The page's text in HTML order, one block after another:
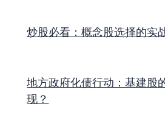
炒股必看：概念股选择的实
地方政府化债行动：基建股
现？